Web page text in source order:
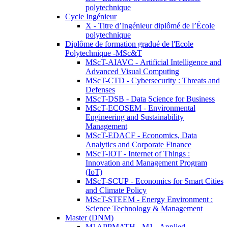
polytechnique
Cycle Ingénieur
X - Titre d’Ingénieur diplômé de l’École
polytechnique
Diplôme de formation gradué de l'Ecole
Polytechnique -MSc&T
MScT-AIAVC - Artificial Intelligence and
Advanced Visual Computing
MScT-CTD - Cybersecurity : Threats and
Defenses
MScT-DSB - Data Science for Business
MScT-ECOSEM - Environmental
Engineering and Sustainability
Management
MScT-EDACF - Economics, Data
Analytics and Corporate Finance
MScT-IOT - Internet of Things :
Innovation and Management Program
(IoT)
MScT-SCUP - Economics for Smart Cities
and Climate Policy
MScT-STEEM - Energy Environment :
Science Technology & Management
Master (DNM)